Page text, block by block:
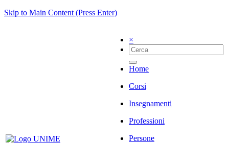
Skip to Main Content (Press Enter)
×
Home
Corsi
Insegnamenti
Professioni
Persone